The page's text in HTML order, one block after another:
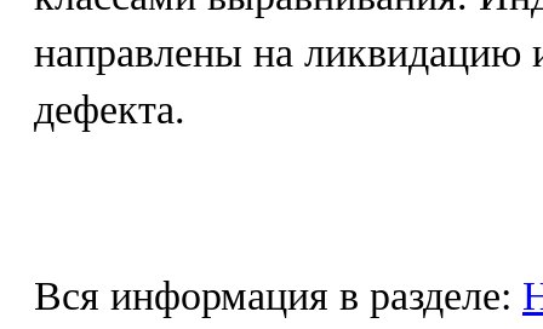
направлены на ликвидацию
дефекта.
Вся информация в разделе: